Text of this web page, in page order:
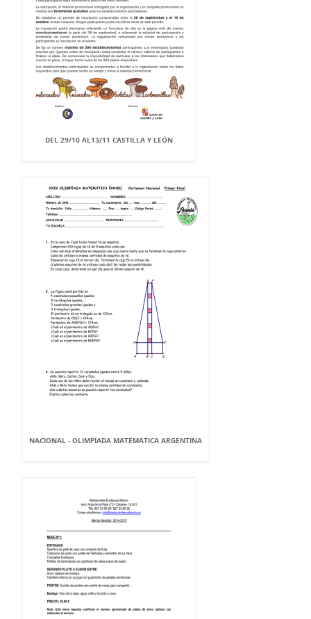
DEL 29/10 AL13/11 CASTILLA Y LEÓN
NACIONAL - OLIMPÍADA MATEMÁTICA ARGENTINA